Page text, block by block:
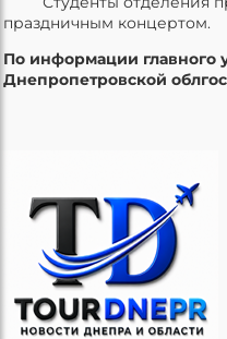
праздничным концертом.
По информации главного
Днепропетровской